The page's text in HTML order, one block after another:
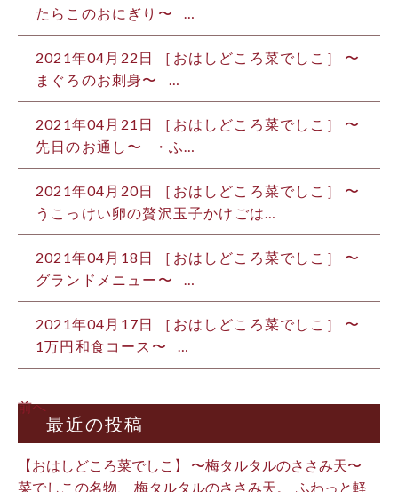
たらこのおにぎり〜 …
2021年04月22日
［おはしどころ菜でしこ］ 〜
まぐろのお刺身〜 …
2021年04月21日
［おはしどころ菜でしこ］ 〜
先日のお通し〜 ・ふ…
2021年04月20日
［おはしどころ菜でしこ］ 〜
うこっけい卵の贅沢玉子かけごは…
2021年04月18日
［おはしどころ菜でしこ］ 〜
グランドメニュー〜 …
2021年04月17日
［おはしどころ菜でしこ］ 〜
1万円和食コース〜 …
前へ
最近の投稿
【おはしどころ菜でしこ】 〜梅タルタルのささみ天〜 ⁡
菜でしこの名物、 梅タルタルのささみ天。 ⁡ ふわっと軽